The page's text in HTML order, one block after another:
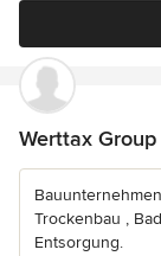
Werttax Group
Trockenbau ,
Entsorgung.